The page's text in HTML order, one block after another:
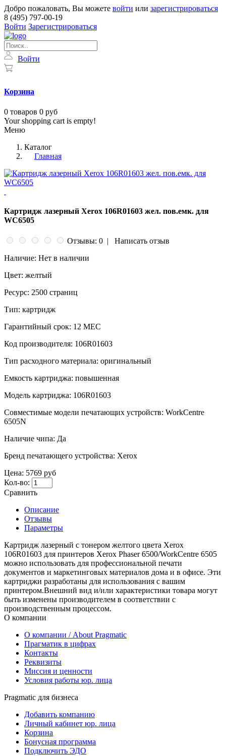
Добро пожаловать, Вы можете войти или зарегистрироваться
8 (495) 797-00-19
Войти Зарегистрироваться
Войти
Корзина
0 товаров 0 руб
Your shopping cart is empty!
Меню
Каталог
Главная
Картридж лазерный Xerox 106R01603 жел. пов.емк. для
WC6505
Отзывы: 0 |
Написать отзыв
Наличие: Нет в наличии
Цвет: желтый
Ресурс: 2500 страниц
Тип: картридж
Гарантийный срок: 12 МЕС
Код производителя: 106R01603
Тип расходного материала: оригинальный
Емкость картриджа: повышенная
Модель картриджа: 106R01603
Совместимые модели печатающих устройств: WorkCentre
6505N
Наличие чипа: Да
Бренд печатающего устройства: Xerox
Цена: 5769 руб
Кол-во:
Сравнить
Описание
Отзывы
Параметры
Картридж лазерный с тонером желтого цвета Xerox
106R01603 для принтеров Xerox Phaser 6500/WorkCentre 6505
можно использовать для профессиональной печати
документов и маркетинговых материалов дома и в офисе. Эти
картриджи разработаны для использования с вашим
принтером.Внешний вид и/или характеристики товара могут
быть изменены производителем в соответствии с
производственным процессом.
О компании
О компании / About Pragmatic
Прагматик в цифрах
Контакты
Реквизиты
Миссия и ценности
Условия работы юр. лица
Pragmatic для бизнеса
Добавить компанию
Личный кабинет юр. лица
Корзина
Бонусная программа
Подключить ЭДО